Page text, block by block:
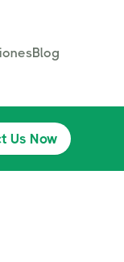
Blog
Us Now